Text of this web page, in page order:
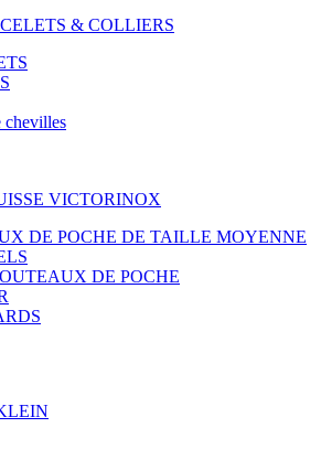
& COLLIERS
chevilles
VICTORINOX
DE POCHE DE TAILLE MOYENNE
DE POCHE